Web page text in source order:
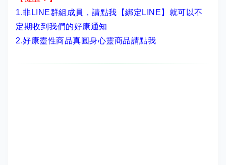
1.非LINE群組成員， 請點我【綁定LINE】 就可以不
定期收到我們的好康通知
2.好康靈性商品真圓身心靈商品請點我